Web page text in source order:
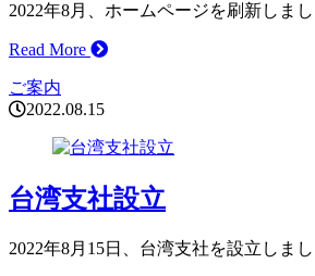
2022年8月、ホームページを刷新しまし
Read More
ご案内
2022.08.15
台湾支社設立
2022年8月15日、台湾支社を設立しま